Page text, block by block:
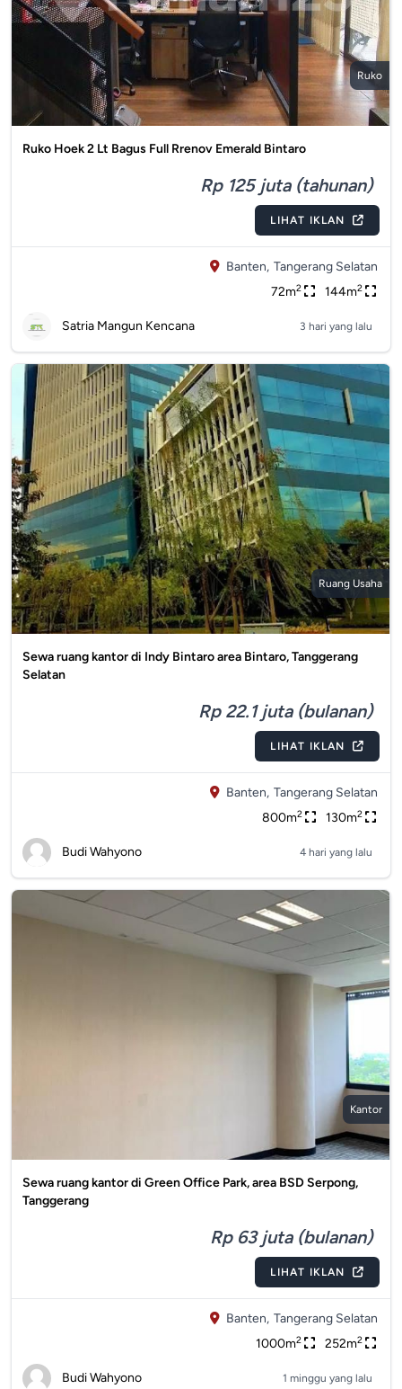
Ruko
Ruko Hoek 2 Lt Bagus Full Rrenov Emerald Bintaro
Rp 125 juta (tahunan)
LIHAT IKLAN
Banten, Tangerang Selatan
72m2 144m2
Satria Mangun Kencana 3 hari yang lalu
Ruang Usaha
Sewa ruang kantor di Indy Bintaro area Bintaro, Tanggerang
Selatan
Rp 22.1 juta (bulanan)
LIHAT IKLAN
Banten, Tangerang Selatan
800m2 130m2
Budi Wahyono 4 hari yang lalu
Kantor
Sewa ruang kantor di Green Office Park, area BSD Serpong,
Tanggerang
Rp 63 juta (bulanan)
LIHAT IKLAN
Banten, Tangerang Selatan
1000m2 252m2
Budi Wahyono 1 minggu yang lalu